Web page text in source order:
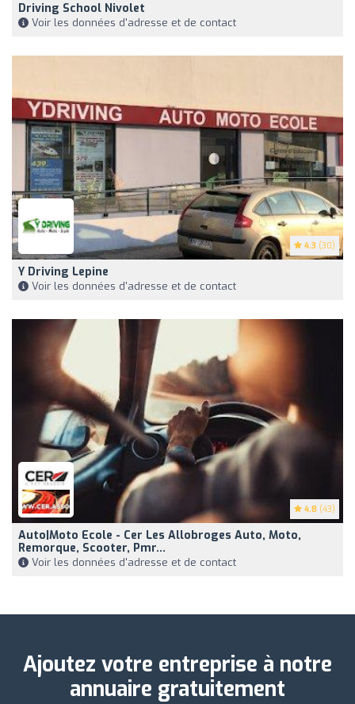
Driving School Nivolet
Voir les données d'adresse et de contact
4.3 (30)
Y Driving Lepine
Voir les données d'adresse et de contact
4.8 (43)
Auto|Moto Ecole - Cer Les Allobroges Auto, Moto,
Remorque, Scooter, Pmr...
Voir les données d'adresse et de contact
Ajoutez votre entreprise à notre
annuaire gratuitement